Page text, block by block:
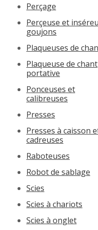
Perçage
Perçeuse et
goujons
Plaqueuses de
Plaqueuse de chant
portative
Ponceuses et
calibreuses
Presses
Presses à caisson
cadreuses
Raboteuses
Robot de sablage
Scies
Scies à chariots
Scies à onglet